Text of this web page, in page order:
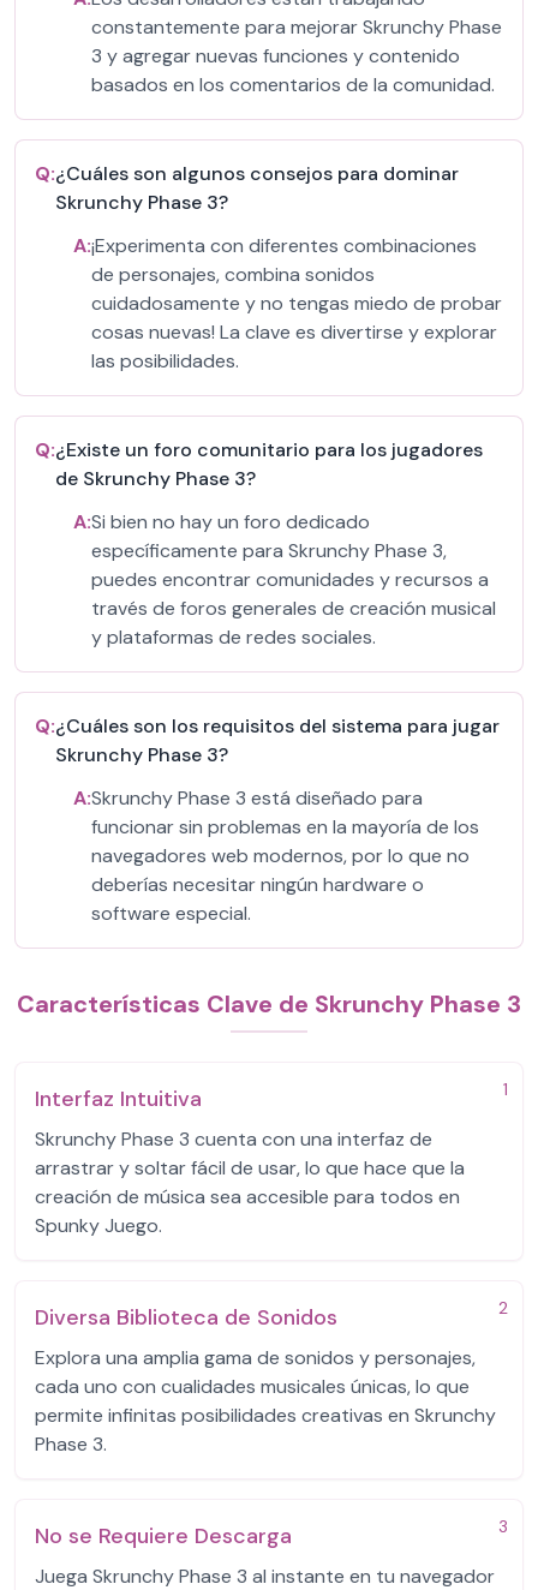
constantemente para mejorar Skrunchy Phase
3 y agregar nuevas funciones y contenido
basados en los comentarios de la comunidad.
Q:¿Cuáles son algunos consejos para dominar
Skrunchy Phase 3?
A:¡Experimenta con diferentes combinaciones
de personajes, combina sonidos
cuidadosamente y no tengas miedo de probar
cosas nuevas! La clave es divertirse y explorar
las posibilidades.
Q:¿Existe un foro comunitario para los jugadores
de Skrunchy Phase 3?
A:Si bien no hay un foro dedicado
específicamente para Skrunchy Phase 3,
puedes encontrar comunidades y recursos a
través de foros generales de creación musical
y plataformas de redes sociales.
Q:¿Cuáles son los requisitos del sistema para jugar
Skrunchy Phase 3?
A:Skrunchy Phase 3 está diseñado para
funcionar sin problemas en la mayoría de los
navegadores web modernos, por lo que no
deberías necesitar ningún hardware o
software especial.
Características Clave de Skrunchy Phase 3
1
Interfaz Intuitiva
Skrunchy Phase 3 cuenta con una interfaz de
arrastrar y soltar fácil de usar, lo que hace que la
creación de música sea accesible para todos en
Spunky Juego.
2
Diversa Biblioteca de Sonidos
Explora una amplia gama de sonidos y personajes,
cada uno con cualidades musicales únicas, lo que
permite infinitas posibilidades creativas en Skrunchy
Phase 3.
3
No se Requiere Descarga
Juega Skrunchy Phase 3 al instante en tu navegador